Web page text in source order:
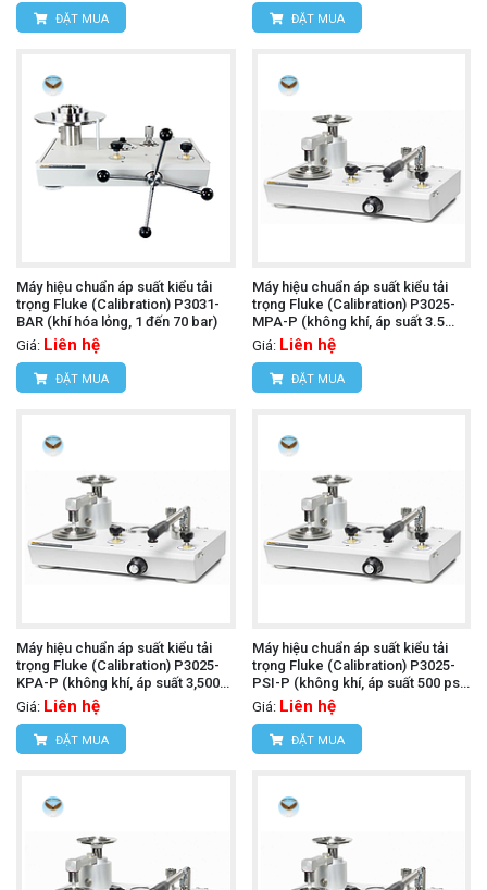
ĐẶT MUA ĐẶT MUA
Máy hiệu chuẩn áp suất kiểu tải
trọng Fluke (Calibration) P3031-
BAR (khí hóa lỏng, 1 đến 70 bar)
Giá: Liên hệ
ĐẶT MUA
Máy hiệu chuẩn áp suất kiểu tải
trọng Fluke (Calibration) P3025-
MPA-P (không khí, áp suất 3.5
MPa và chân không đến 100 kPa,
Giá: Liên hệ
ĐẶT MUA
Máy hiệu chuẩn áp suất kiểu tải
trọng Fluke (Calibration) P3025-
KPA-P (không khí, áp suất 3,500
kPa và chân không đến 100 kPa,
PCU đôi)
Giá: Liên hệ
ĐẶT MUA
Máy hiệu chuẩn áp suất kiểu tải
trọng Fluke (Calibration) P3025-
PSI-P (không khí, áp suất 500 psi
và chân không đến 30 inHg, PCU
đôi)
Giá: Liên hệ
ĐẶT MUA